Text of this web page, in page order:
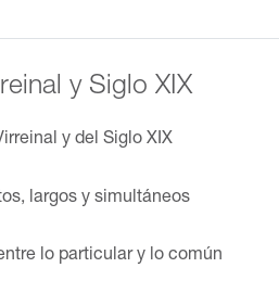
y Siglo XIX
y del Siglo XIX
largos y simultáneos
lo particular y lo común